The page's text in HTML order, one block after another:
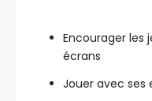
Encourager les
écrans
Jouer avec ses